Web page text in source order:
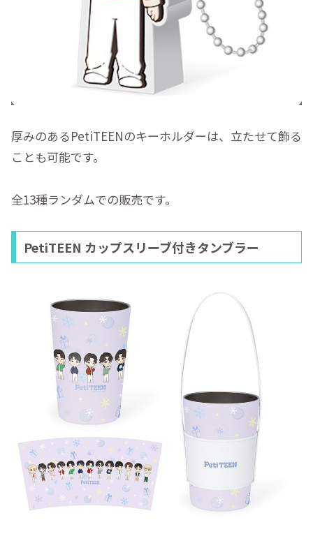
厚みのあるPetiTEENのキーホルダーは、立たせて飾る
ことも可能です。
全13種ランダムでの販売です。
PetiTEEN カップスリーブ付きタンブラー